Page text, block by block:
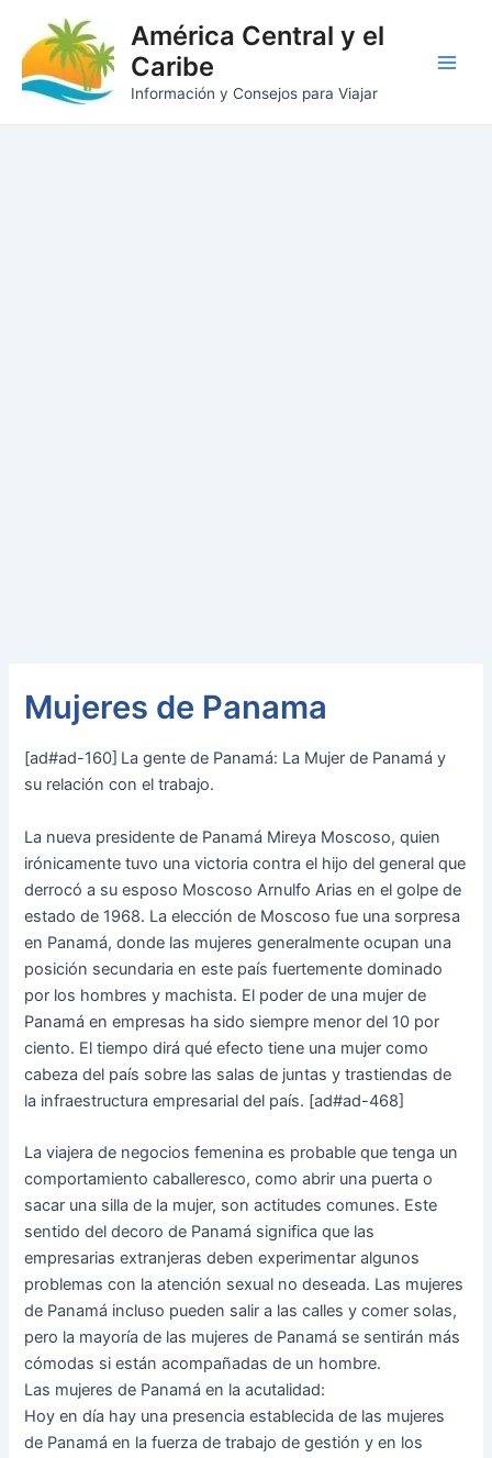
contenido
América Central y el
Caribe
Información y Consejos para Viajar
Mujeres de Panama
[ad#ad-160] La gente de Panamá: La Mujer de Panamá y
su relación con el trabajo.
La nueva presidente de Panamá Mireya Moscoso, quien
irónicamente tuvo una victoria contra el hijo del general que
derrocó a su esposo Moscoso Arnulfo Arias en el golpe de
estado de 1968. La elección de Moscoso fue una sorpresa
en Panamá, donde las mujeres generalmente ocupan una
posición secundaria en este país fuertemente dominado
por los hombres y machista. El poder de una mujer de
Panamá en empresas ha sido siempre menor del 10 por
ciento. El tiempo dirá qué efecto tiene una mujer como
cabeza del país sobre las salas de juntas y trastiendas de
la infraestructura empresarial del país. [ad#ad-468]
La viajera de negocios femenina es probable que tenga un
comportamiento caballeresco, como abrir una puerta o
sacar una silla de la mujer, son actitudes comunes. Este
sentido del decoro de Panamá significa que las
empresarias extranjeras deben experimentar algunos
problemas con la atención sexual no deseada. Las mujeres
de Panamá incluso pueden salir a las calles y comer solas,
pero la mayoría de las mujeres de Panamá se sentirán más
cómodas si están acompañadas de un hombre.
Las mujeres de Panamá en la acutalidad:
Hoy en día hay una presencia establecida de las mujeres
de Panamá en la fuerza de trabajo de gestión y en los